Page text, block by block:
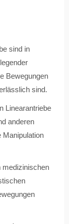
sind in
Bewegungen
sind.
Linearantriebe
anderen
Manipulation
medizinischen